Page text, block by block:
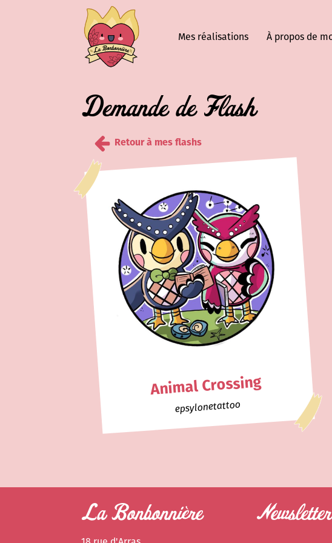
Mes réalisations À propos de
Demande de Flash
Retour à mes flashs
Animal Crossing
epsylonetattoo
La Bonbonnière Newsletter